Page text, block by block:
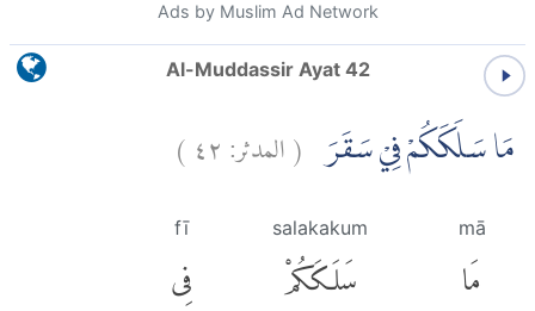
Ads by Muslim Ad Network
Al-Muddassir Ayat 42
مَا سَلَكَكُمْ فِيْ سَقَرَ (المدثر:٤٢)
mā
مَا
salakakum
سَلَكَكُمْ
fī
فِى